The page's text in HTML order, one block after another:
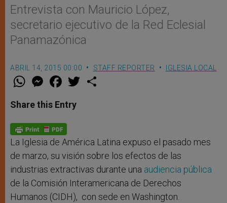
Entrevista con Mauricio López,
secretario ejecutivo de la Red Eclesial
Panamazónica
ABRIL 14, 2015 00:00 STAFF REPORTER IGLESIA LOCAL
W
t
s
p
p
M
e
s
e
g
e
r
F
a
e
b
o
k
w
Share this Entry
La Iglesia de América Latina expuso el pasado mes
de marzo, su visión sobre los efectos de las
industrias extractivas durante una audiencia pública
de la Comisión Interamericana de Derechos
Humanos (CIDH), con sede en Washington.